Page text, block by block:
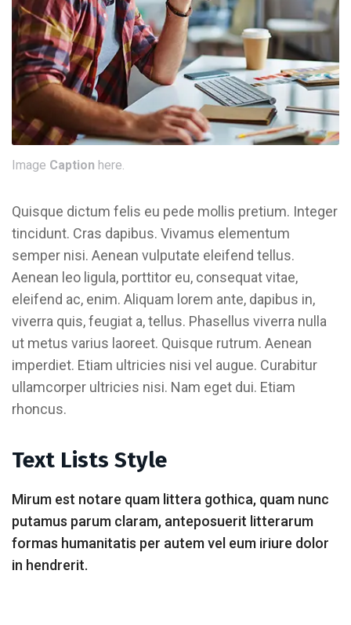
Image Caption here.
Quisque dictum felis eu pede mollis pretium. Integer
tincidunt. Cras dapibus. Vivamus elementum
semper nisi. Aenean vulputate eleifend tellus.
Aenean leo ligula, porttitor eu, consequat vitae,
eleifend ac, enim. Aliquam lorem ante, dapibus in,
viverra quis, feugiat a, tellus. Phasellus viverra nulla
ut metus varius laoreet. Quisque rutrum. Aenean
imperdiet. Etiam ultricies nisi vel augue. Curabitur
ullamcorper ultricies nisi. Nam eget dui. Etiam
rhoncus.
Text Lists Style
Mirum est notare quam littera gothica, quam nunc
putamus parum claram, anteposuerit litterarum
formas humanitatis per autem vel eum iriure dolor
in hendrerit.